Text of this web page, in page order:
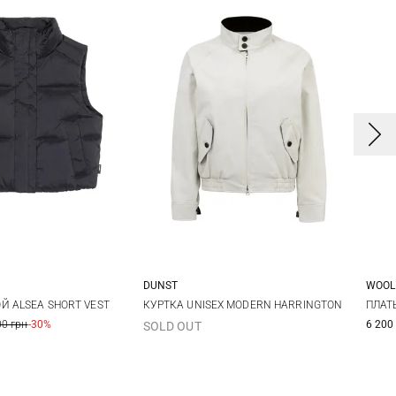
M L
SHORT VEST
грн-30%
XS S M L
DUNST
КУРТКА UNISEX MODERN HARRINGTON
SOLD OUT
6 200